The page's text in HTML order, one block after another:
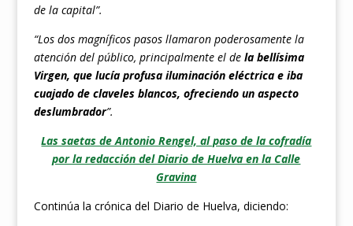
de la capital”.
“Los dos magníficos pasos llamaron poderosamente la
atención del público, principalmente el de la bellísima
Virgen, que lucía profusa iluminación eléctrica e iba
cuajado de claveles blancos, ofreciendo un aspecto
deslumbrador”.
Las saetas de Antonio Rengel, al paso de la cofradía
por la redacción del Diario de Huelva en la Calle
Gravina
Continúa la crónica del Diario de Huelva, diciendo: